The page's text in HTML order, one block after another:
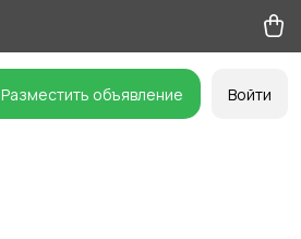
Разместить объявление Войти